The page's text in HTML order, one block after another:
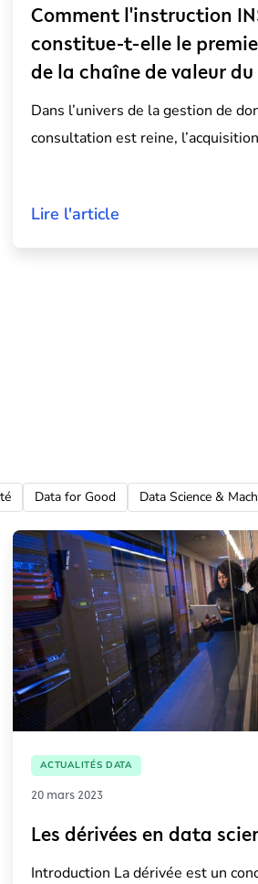
Comment l'instruction
constitue-t-elle le
de la chaîne de valeur
Dans l’univers de la gestion de
consultation est reine,
Lire l'article
Data for Good Data Science &
ACTUALITÉS DATA
20 mars 2023
Les dérivées en data
Introduction La dérivée est un